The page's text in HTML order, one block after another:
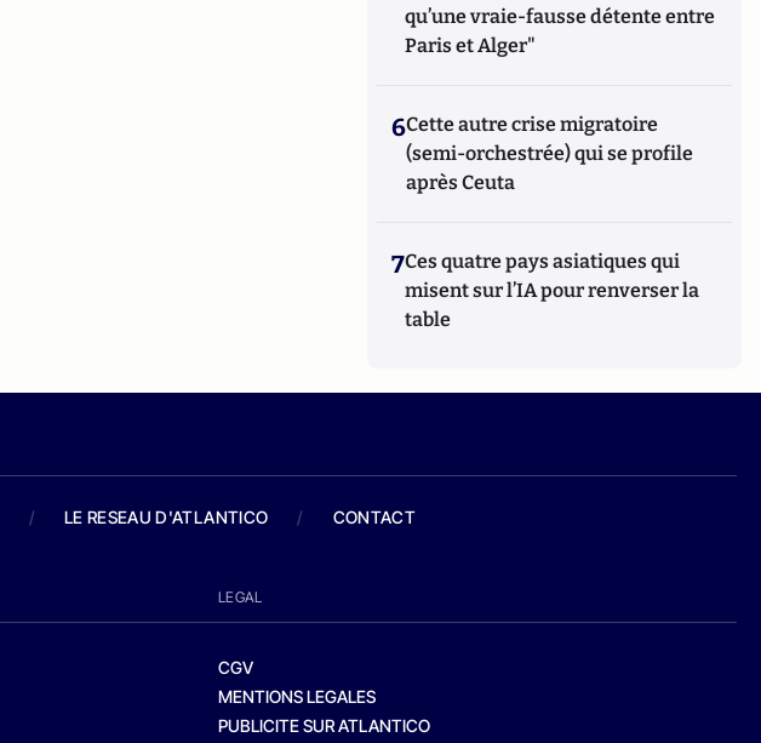
qu’une vraie-fausse détente entre
Paris et Alger"
6Cette autre crise migratoire
(semi-orchestrée) qui se profile
après Ceuta
7Ces quatre pays asiatiques qui
misent sur l’IA pour renverser la
table
/ LE RESEAU D'ATLANTICO / CONTACT
LEGAL
CGV
MENTIONS LEGALES
PUBLICITE SUR ATLANTICO